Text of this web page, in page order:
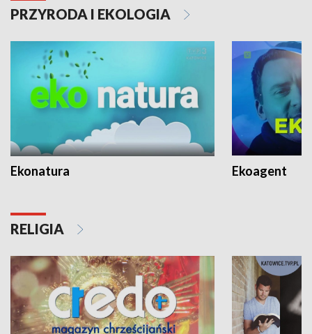
PRZYRODA I EKOLOGIA
Ekonatura Ekoagent
RELIGIA